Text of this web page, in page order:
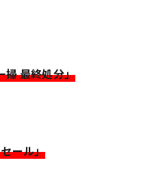
掃 最終処分」
ール」